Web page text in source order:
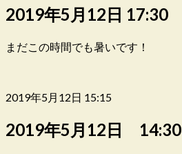
2019年5月12日 17:30
まだこの時間でも暑いです！
2019年5月12日 15:15
2019年5月12日 14:30